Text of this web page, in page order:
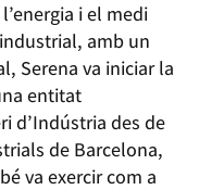
i el medi
amb un
Serena va iniciar la
entitat
d’Indústria des de
de Barcelona,
va exercir com a